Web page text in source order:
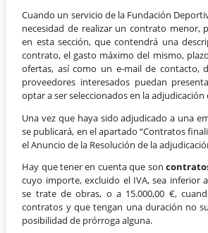
Cuando un servicio de la Fundación
necesidad de realizar un contrato menor,
en esta sección, que contendrá una
contrato, el gasto máximo del mismo,
ofertas, así como un e-mail de contacto,
proveedores interesados puedan
optar a ser seleccionados en la
Una vez que haya sido adjudicado a una
se publicará, en el apartado “Contratos
el Anuncio de la Resolución de la
Hay que tener en cuenta que son
cuyo importe, excluido el IVA, sea inferior
se trate de obras, o a 15.000,00 €,
contratos y que tengan una duración no
posibilidad de prórroga alguna.